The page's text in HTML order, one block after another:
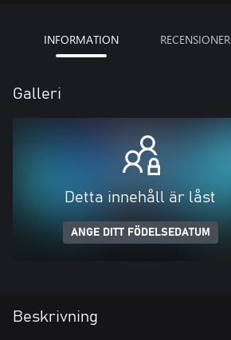
INFORMATION RECENSIONER
Galleri
Detta innehåll är låst
ANGE DITT FÖDELSEDATUM
Beskrivning